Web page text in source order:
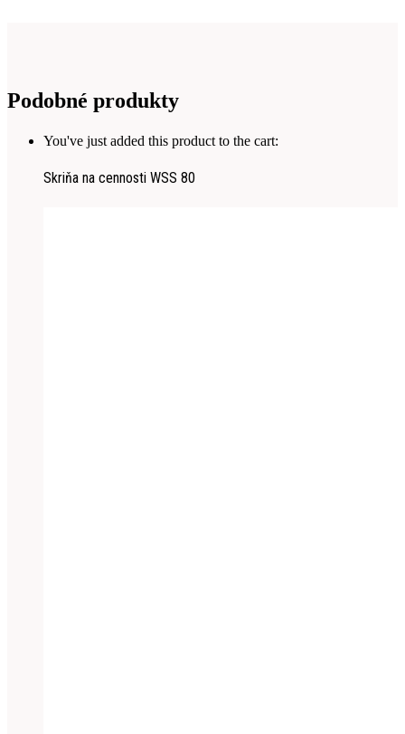
Podobné produkty
You've just added this product to the cart:
Skriňa na cennosti WSS 80